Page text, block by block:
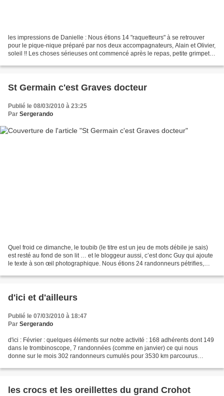
les impressions de Danielle : Nous étions 14 "raquetteurs" à se retrouver
pour le pique-nique préparé par nos deux accompagnateurs, Alain et Olivier,
soleil !! Les choses sérieuses ont commencé après le repas, petite grimpette
St Germain c'est Graves docteur
Publié le 08/03/2010 à 23:25
Par Sergerando
Quel froid ce dimanche, le toubib (le titre est un jeu de mots débile je sais)
est resté au fond de son lit … et le bloggeur aussi, c’est donc Guy qui ajoute
le texte à son œil photographique. Nous étions 24 randonneurs pétrifies,
d'ici et d'ailleurs
Publié le 07/03/2010 à 18:47
Par Sergerando
d'ici : Février : quelques éléments sur notre activité : 168 adhérents dont 149
dans le trombinoscope, 7 randonnées (comme en janvier) ce qui nous
donne sur le mois 302 randonneurs cumulés pour 3530 km parcourus
les crocs et les oreillettes du grand Crohot